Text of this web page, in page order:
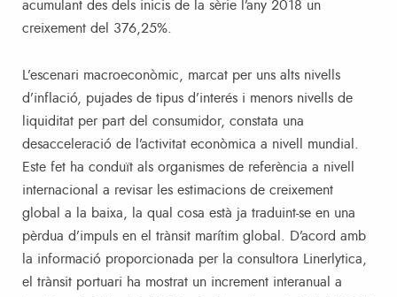
acumulant des dels inicis de la sèrie l’any 2018 un
creixement del 376,25%.
L’escenari macroeconòmic, marcat per uns alts nivells
d’inflació, pujades de tipus d’interés i menors nivells de
liquiditat per part del consumidor, constata una
desacceleració de l’activitat econòmica a nivell mundial.
Este fet ha conduït als organismes de referència a nivell
internacional a revisar les estimacions de creixement
global a la baixa, la qual cosa està ja traduint-se en una
pèrdua d’impuls en el trànsit marítim global. D’acord amb
la informació proporcionada per la consultora Linerlytica,
el trànsit portuari ha mostrat un increment interanual a